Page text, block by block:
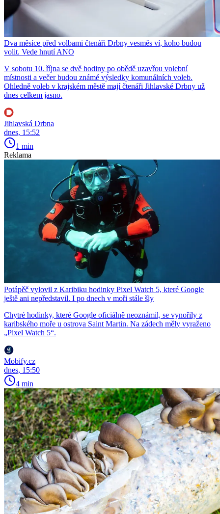
Dva měsíce před volbami čtenáři Drbny vesměs ví, koho budou
volit. Vede hnutí ANO
V sobotu 10. října se dvě hodiny po obědě uzavřou volební
místnosti a večer budou známé výsledky komunálních voleb.
Ohledně voleb v krajském městě mají čtenáři Jihlavské Drbny už
dnes celkem jasno.
Jihlavská Drbna
dnes, 15:52
1 min
Reklama
Potápěč vylovil z Karibiku hodinky Pixel Watch 5, které Google
ještě ani nepředstavil. I po dnech v moři stále šly
Chytré hodinky, které Google oficiálně neoznámil, se vynořily z
karibského moře u ostrova Saint Martin. Na zádech měly vyraženo
„Pixel Watch 5“.
Mobify.cz
dnes, 15:50
4 min